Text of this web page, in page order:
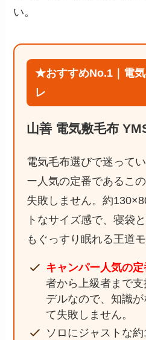
い。
★おすすめNo.1｜電
レ
山善 電気敷毛布
電気毛布選びで迷って
ー人気の定番であるこ
失敗しません。約
トなサイズ感で、寝袋
もぐっすり眠れる王道モ
キャンパー人気の定
者から上級者まで
デルなので、知識
て失敗しません。
ソロにジャストな